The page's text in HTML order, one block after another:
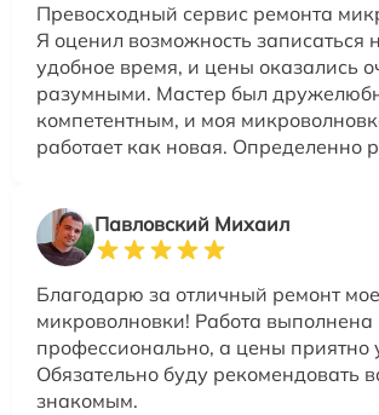
Превосходный сервис ремонта
Я оценил возможность записаться
удобное время, и цены оказались
разумными. Мастер был
компетентным, и моя
работает как новая. Определенно
Павловский Михаил
Благодарю за отличный ремонт
микроволновки! Работа выполнена
профессионально, а цены приятно
Обязательно буду рекомендовать
знакомым.